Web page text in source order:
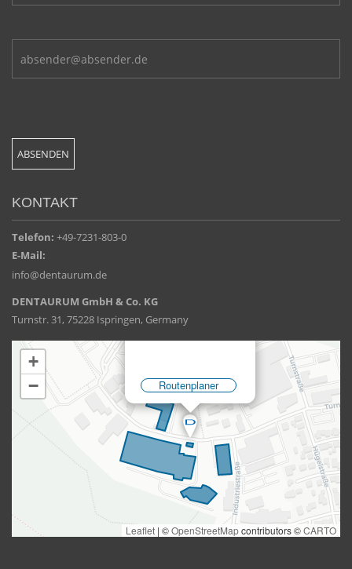
KONTAKT
Telefon: +49-7231-803-0
E-Mail:
info@dentaurum.de
DENTAURUM GmbH & Co. KG
Turnstr. 31, 75228 Ispringen, Germany